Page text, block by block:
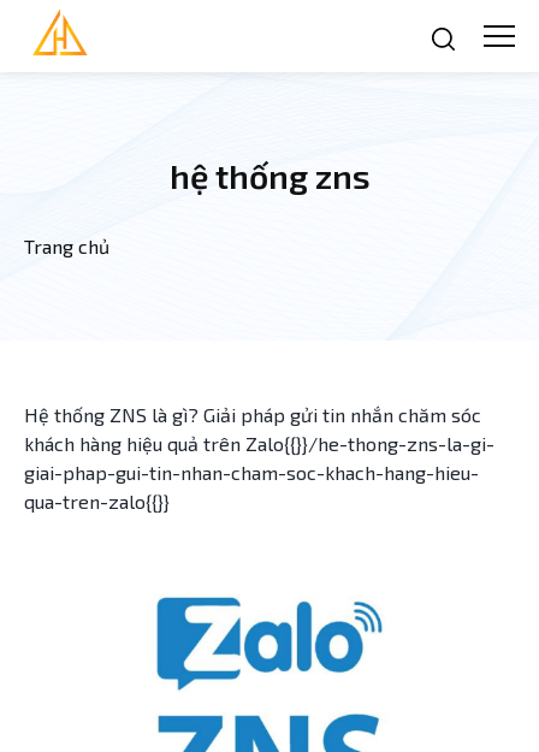
Nhảy đến nội dung
hệ thống zns
Bạn đang ở đây
Trang chủ
Hệ thống ZNS là gì? Giải pháp gửi tin nhắn chăm sóc
khách hàng hiệu quả trên Zalo{{}}/he-thong-zns-la-gi-
giai-phap-gui-tin-nhan-cham-soc-khach-hang-hieu-
qua-tren-zalo{{}}